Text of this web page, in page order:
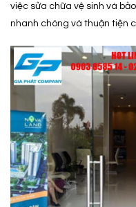
việc sửa chữa vệ sinh và
nhanh chóng và thuận tiện